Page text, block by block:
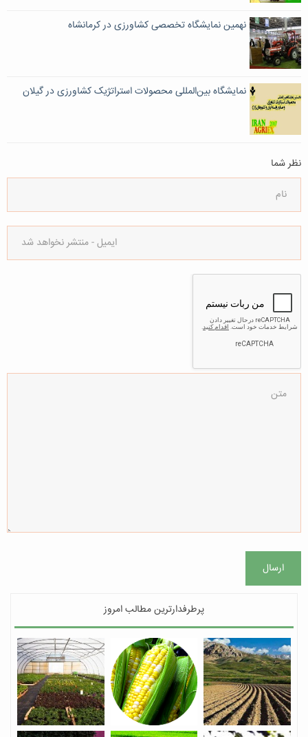
نهمین نمایشگاه تخصصی کشاورزی در کرمانشاه
نمایشگاه بین‌المللی محصولات استراتژیک کشاورزی در گیلان
نظر شما
ارسال
پرطرفدارترین مطالب امروز